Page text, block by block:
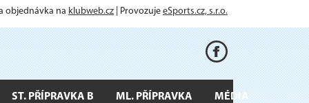
objednávka na klubweb.cz | Provozuje eSports.cz, s.r.o.
ST. PŘÍPRAVKA B ML. PŘÍPRAVKA MÉDIA